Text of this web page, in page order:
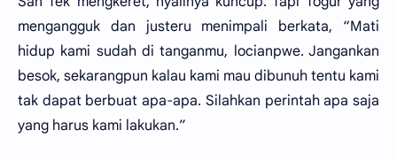
mengangguk dan justeru menimpali berkata, “Mati
hidup kami sudah di tanganmu, locianpwe. Jangankan
besok, sekarangpun kalau kami mau dibunuh tentu kami
tak dapat berbuat apa-apa. Silahkan perintah apa saja
yang harus kami lakukan.”